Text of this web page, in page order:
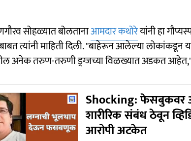
सोहळ्यात बोलतानाआमदार कथोरेयांनी हा
त्यांनी माहिती दिली. "बाहेरून आलेल्या लोकांकडून
अनेक तरुण-तरुणी ड्रग्जच्या विळख्यात अडकत आहेत,"
Shocking: फेसबुकवर
शारीरिक संबंध ठेवून
आरोपी अटकेत